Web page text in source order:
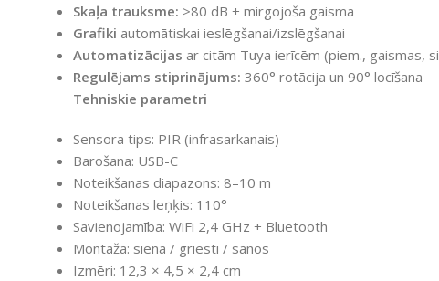
Skaļa trauksme: >80 dB + mirgojoša gaisma
Grafiki automātiskai ieslēgšanai/izslēgšanai
Automatizācijas ar citām Tuya ierīcēm (piem., gaismas,
Regulējams stiprinājums: 360° rotācija un 90° locīšana
Tehniskie parametri
Sensora tips: PIR (infrasarkanais)
Barošana: USB-C
Noteikšanas diapazons: 8–10 m
Noteikšanas leņķis: 110°
Savienojamība: WiFi 2,4 GHz + Bluetooth
Montāža: siena / griesti / sānos
Izmēri: 12,3 × 4,5 × 2,4 cm